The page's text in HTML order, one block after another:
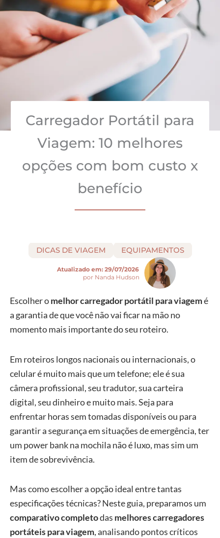
Carregador Portátil para
Viagem: 10 melhores
opções com bom custo x
benefício
DICAS DE VIAGEM EQUIPAMENTOS
Atualizado em: 29/07/2026
por Nanda Hudson
Escolher omelhor carregador portátil para viagemé
a garantia de que você não vai ficar na mão no
momento mais importante do seu roteiro.
Em roteiros longos nacionais ou internacionais, o
celular é muito mais que um telefone; ele é sua
câmera profissional, seu tradutor, sua carteira
digital, seu dinheiro e muito mais. Seja para
enfrentar horas sem tomadas disponíveis ou para
garantir a segurança em situações de emergência, ter
um power bank na mochila não é luxo, mas sim um
item de sobrevivência.
Mas como escolher a opção ideal entre tantas
especificações técnicas? Neste guia, preparamos um
comparativo completodas melhores carregadores
portáteis para viagem, analisando pontos críticos